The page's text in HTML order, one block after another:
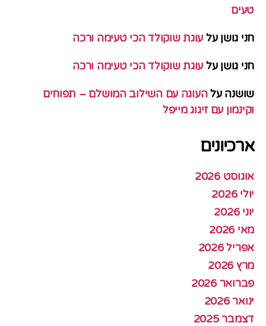
טעים
חני גושן על עוגת שוקולד הכי טעימה ורכה
חני גושן על עוגת שוקולד הכי טעימה ורכה
שושנה עלהעוגה עם השילוב המושלם – תפוחים
וקינמון עם זיגוג מייפל
ארכיונים
אוגוסט 2026
יולי 2026
יוני 2026
מאי 2026
אפריל 2026
מרץ 2026
פברואר 2026
ינואר 2026
דצמבר 2025